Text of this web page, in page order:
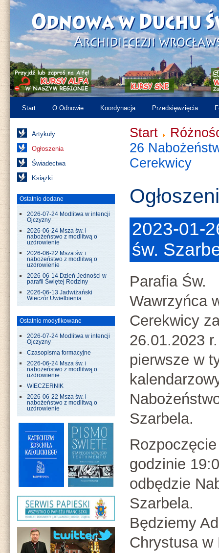
Start O Odnowie Koordynacja Przedsięwzięcia
Artykuły
Ogłoszenia
Świadectwa
Książki
Ostatnio dodane
2026-07-24 Modlitwa w intencji
Ojczyzny
2026-06-24 Msza św. i
nabożeństwo z modlitwą o
uzdrowienie
2026-06-22 Msza św. i
nabożeństwo z modlitwą o
uzdrowienie
2026-06-14 Dzień Jedności w
parafii Świętej Rodziny
2026-06-13 Jadwiżański
Wieczór Uwielbienia
Ostatnio modyfikowane
2026-07-24 Modlitwa w intencji
Ojczyzny
Czasopisma formacyjne
2026-06-24 Msza św. i
nabożeństwo z modlitwą o
uzdrowienie
WIECZERNIK
2026-06-22 Msza św. i
nabożeństwo z modlitwą o
uzdrowienie
Start
26
Cerekwicy
2023-01-
św.
Parafia Św.
Wawrzyńca
Cerekwicy
26.01.2023
pierwsze w
Szarbela.
godzinie
odbędzie
Szarbela.
Będziemy
Chrystusa w